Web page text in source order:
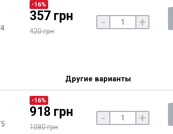
-16%
357 грн
420 грн
- +
Другие варианты
-16%
918 грн
1080 грн
- +